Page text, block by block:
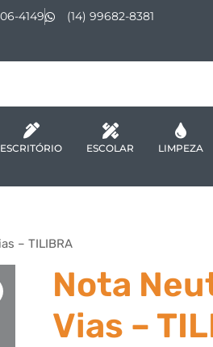
4149 (14) 99682-8381
ESCRITÓRIO ESCOLAR LIMPEZA
– TILIBRA
Nota
Vias –